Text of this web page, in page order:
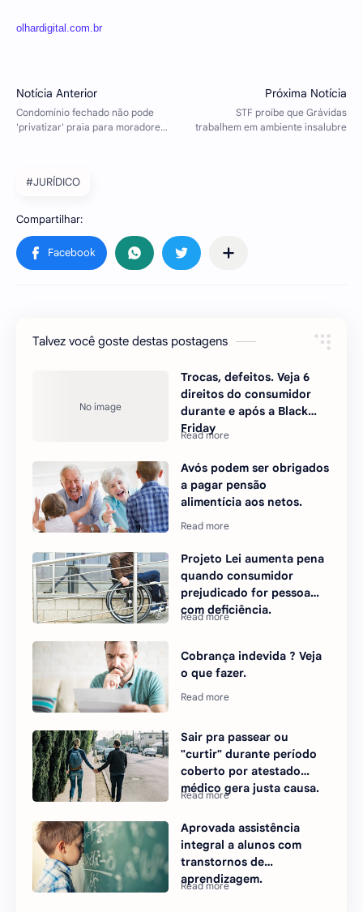
olhardigital.com.br
#JURÍDICO
Talvez você goste destas postagens
Trocas, defeitos. Veja 6
direitos do consumidor
durante e após a Black
Friday
Avós podem ser obrigados
a pagar pensão
alimentícia aos netos.
Projeto Lei aumenta pena
quando consumidor
prejudicado for pessoa
com deficiência.
Cobrança indevida ? Veja
o que fazer.
Sair pra passear ou
"curtir" durante período
coberto por atestado
médico gera justa causa.
Aprovada assistência
integral a alunos com
transtornos de
aprendizagem.